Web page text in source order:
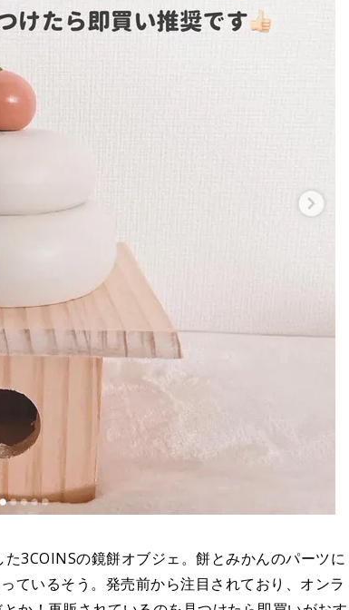
3COINSの鏡餅オブジェ。餅とみかんのパーツに
ているそう。発売前から注目されており、オンラ